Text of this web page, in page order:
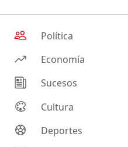
Política
Economía
Sucesos
Cultura
Deportes